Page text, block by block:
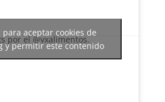
por el @vxalimentos.
para aceptar cookies de
y permitir este contenido